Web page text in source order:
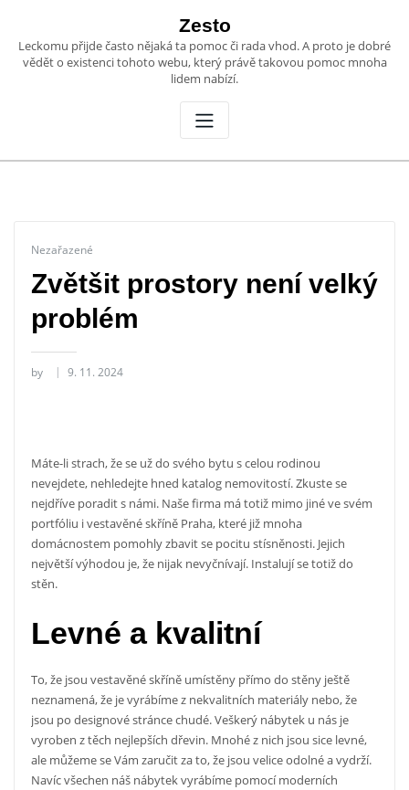
content
Zesto
Leckomu přijde často nějaká ta pomoc či rada vhod. A proto je dobré
vědět o existenci tohoto webu, který právě takovou pomoc mnoha
lidem nabízí.
Nezařazené
Zvětšit prostory není velký
problém
by 9. 11. 2024
Máte-li strach, že se už do svého bytu s celou rodinou
nevejdete, nehledejte hned katalog nemovitostí. Zkuste se
nejdříve poradit s námi. Naše firma má totiž mimo jiné ve svém
portfóliu ivestavěné skříně Praha, které již mnoha
domácnostem pomohly zbavit se pocitu stísněnosti. Jejich
největší výhodou je, že nijak nevyčnívají. Instalují se totiž do
stěn.
Levné a kvalitní
To, že jsou vestavěné skříně umístěny přímo do stěny ještě
neznamená, že je vyrábíme z nekvalitních materiály nebo, že
jsou po designové stránce chudé. Veškerý nábytek u nás je
vyroben z těch nejlepších dřevin. Mnohé z nich jsou sice levné,
ale můžeme se Vám zaručit za to, že jsou velice odolné a vydrží.
Navíc všechen náš nábytek vyrábíme pomocí moderních